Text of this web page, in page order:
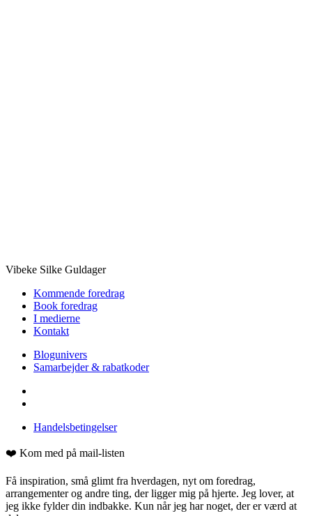
Vibeke Silke Guldager
Kommende foredrag
Book foredrag
I medierne
Kontakt
Blogunivers
Samarbejder & rabatkoder
Handelsbetingelser
❤️ Kom med på mail-listen
Få inspiration, små glimt fra hverdagen, nyt om foredrag,
arrangementer og andre ting, der ligger mig på hjerte. Jeg lover, at
jeg ikke fylder din indbakke. Kun når jeg har noget, der er værd at